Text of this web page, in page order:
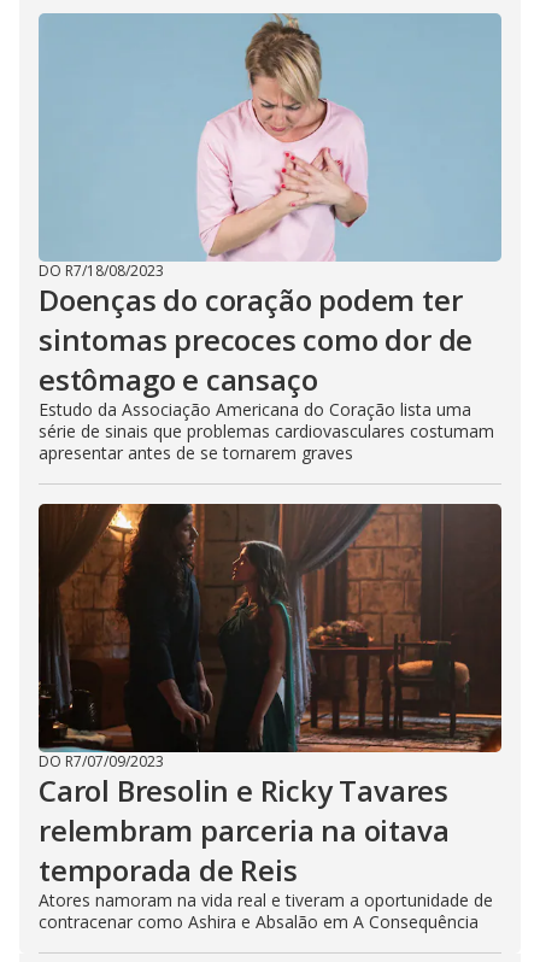
DO R7/18/08/2023
Doenças do coração podem ter
sintomas precoces como dor de
estômago e cansaço
Estudo da Associação Americana do Coração lista uma
série de sinais que problemas cardiovasculares costumam
apresentar antes de se tornarem graves
DO R7/07/09/2023
Carol Bresolin e Ricky Tavares
relembram parceria na oitava
temporada de Reis
Atores namoram na vida real e tiveram a oportunidade de
contracenar como Ashira e Absalão em A Consequência